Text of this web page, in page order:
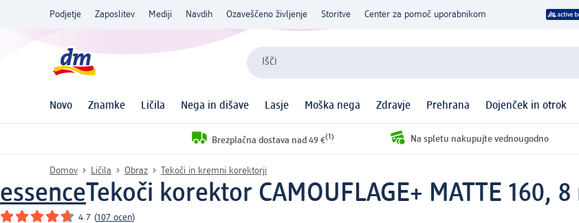
Podjetje Zaposlitev Mediji Navdih Ozaveščeno življenje Storitve Center za pomoč uporabnikom
Išči
Novo Znamke Ličila Nega in dišave Lasje Moška nega Zdravje Prehrana Dojenček in otrok
Brezplačna dostava nad 49 €(1) Na spletu nakupujte vednougodno
Domov Ličila Obraz Tekoči in kremni korektorji
essenceTekoči korektor CAMOUFLAGE+ MATTE 160,
4.7 (107 ocen)